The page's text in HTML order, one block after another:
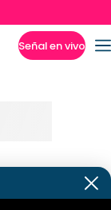
Señal en vivo